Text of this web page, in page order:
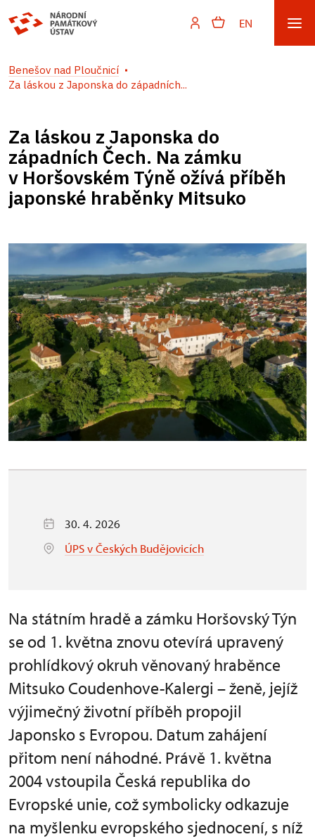
EN
Benešov nad Ploučnicí
Za láskou z Japonska do západních...
Za láskou z Japonska do
západních Čech. Na zámku
v Horšovském Týně ožívá příběh
japonské hraběnky Mitsuko
30. 4. 2026
ÚPS v Českých Budějovicích
Na státním hradě a zámku Horšovský Týn
se od 1. května znovu otevírá upravený
prohlídkový okruh věnovaný hraběnce
Mitsuko Coudenhove-Kalergi – ženě, jejíž
výjimečný životní příběh propojil
Japonsko s Evropou. Datum zahájení
přitom není náhodné. Právě 1. května
2004 vstoupila Česká republika do
Evropské unie, což symbolicky odkazuje
na myšlenku evropského sjednocení, s níž